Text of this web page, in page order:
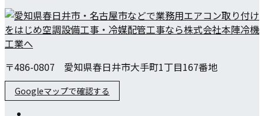
〒486-0807 愛知県春日井市大手町1丁目167番地
Googleマップで確認する